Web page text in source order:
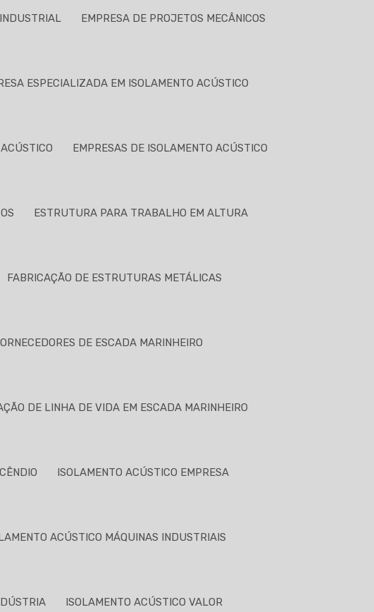
EMPRESA DE PROJETOS MECÂNICOS
ESPECIALIZADA EM ISOLAMENTO ACÚSTICO
EMPRESAS DE ISOLAMENTO ACÚSTICO
ESTRUTURA PARA TRABALHO EM ALTURA
FABRICAÇÃO DE ESTRUTURAS METÁLICAS
DE ESCADA MARINHEIRO
DE LINHA DE VIDA EM ESCADA MARINHEIRO
ISOLAMENTO ACÚSTICO EMPRESA
ACÚSTICO MÁQUINAS INDUSTRIAIS
ISOLAMENTO ACÚSTICO VALOR